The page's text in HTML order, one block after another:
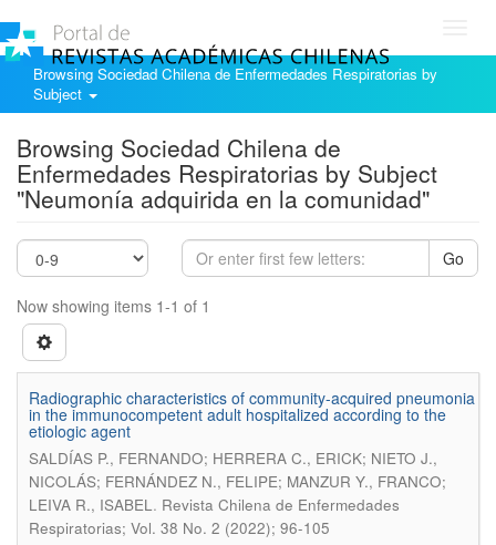
Browsing Sociedad Chilena de Enfermedades Respiratorias by
Subject
Browsing Sociedad Chilena de
Enfermedades Respiratorias by Subject
"Neumonía adquirida en la comunidad"
Go
Now showing items 1-1 of 1
Radiographic characteristics of community-acquired pneumonia
in the immunocompetent adult hospitalized according to the
etiologic agent
SALDÍAS P., FERNANDO; HERRERA C., ERICK; NIETO J.,
NICOLÁS; FERNÁNDEZ N., FELIPE; MANZUR Y., FRANCO;
LEIVA R., ISABEL. Revista Chilena de Enfermedades
Respiratorias; Vol. 38 No. 2 (2022); 96-105